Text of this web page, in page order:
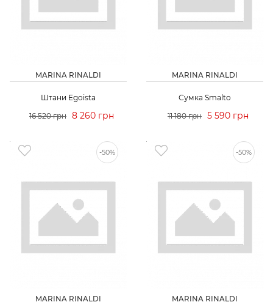
MARINA RINALDI
Штани Egoista
16 520 грн 8 260 грн
MARINA RINALDI
Сумка Smalto
11 180 грн 5 590 грн
-50%
MARINA RINALDI
-50%
MARINA RINALDI